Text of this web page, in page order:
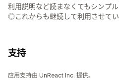
利用説明など読まなくてもシンプ
◎これからも継続して利用させてい
支持
应用支持由 UnReact Inc. 提供。